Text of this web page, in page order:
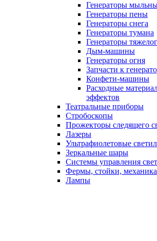
Генераторы
Генераторы пены
Генераторы снега
Генераторы тумана
Генераторы
Дым-машины
Генераторы огня
Запчасти к
Конфети-машины
Расходные
эффектов
Театральные приборы
Стробоскопы
Прожекторы следящего
Лазеры
Ультрафиолетовые
Зеркальные шары
Системы управления
Фермы, стойки,
Лампы